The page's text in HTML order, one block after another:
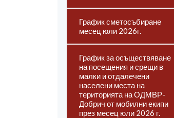
График сметосъбиране
месец юли 2026г.
График за осъществяване
на посещения и срещи в
малки и отдалечени
населени места на
територията на ОДМВР-
Добрич от мобилни екипи
през месец юли 2026 г.